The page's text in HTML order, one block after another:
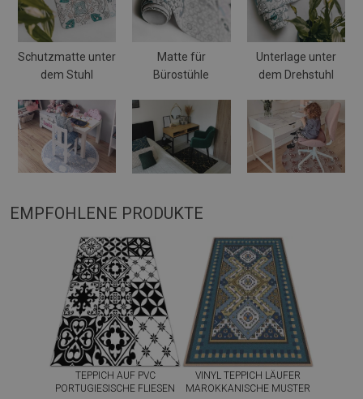
Schutzmatte unter
dem Stuhl
Matte für
Bürostühle
Unterlage unter
dem Drehstuhl
EMPFOHLENE PRODUKTE
TEPPICH AUF PVC
PORTUGIESISCHE FLIESEN
VINYL TEPPICH LÄUFER
MAROKKANISCHE MUSTER